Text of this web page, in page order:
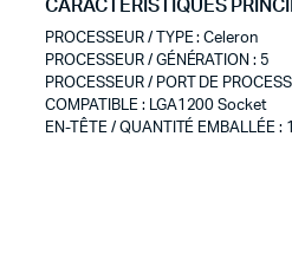
CARACTÉRISTIQUES
PROCESSEUR / TYPE:Celeron
PROCESSEUR / GÉNÉRATION : 5
PROCESSEUR / PORT DE
COMPATIBLE: LGA1200 Socket
EN-TÊTE / QUANTITÉ EMBALLÉE : 1